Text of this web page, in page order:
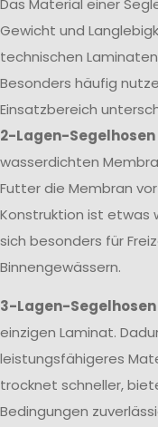
Gewicht und
technischen
Besonders häufig
Einsatzbereich
2-Lagen-Segelhosen
wasserdichten
Futter die Membran
Konstruktion ist etwas
sich besonders für
Binnengewässern.
3-Lagen-Segelhosen
einzigen Laminat.
leistungsfähigeres
trocknet schneller,
Bedingungen